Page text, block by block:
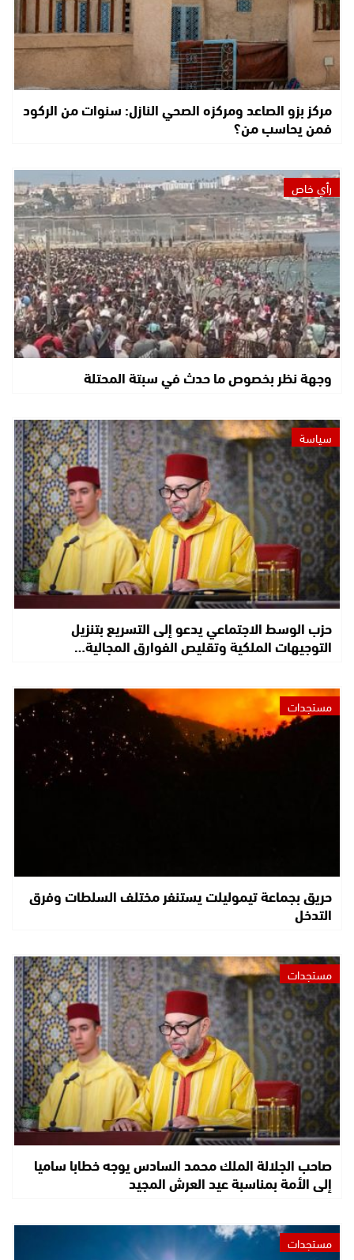
مركز بزو الصاعد ومركزه الصحي النازل: سنوات من الركود
فمن يحاسب من؟
رأي خاص
وجهة نظر بخصوص ما حدث في سبتة المحتلة
سياسة
حزب الوسط الاجتماعي يدعو إلى التسريع بتنزيل
التوجيهات الملكية وتقليص الفوارق المجالية…
مستجدات
حريق بجماعة تيموليلت يستنفر مختلف السلطات وفرق
التدخل
مستجدات
صاحب الجلالة الملك محمد السادس يوجه خطابا ساميا
إلى الأمة بمناسبة عيد العرش المجيد
مستجدات